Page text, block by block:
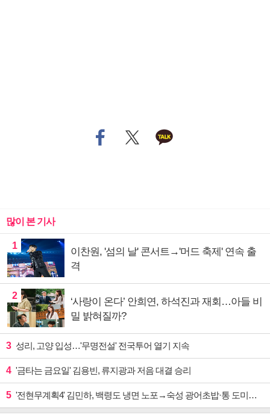
많이 본 기사
1
이찬원, '섬의 날' 콘서트→'머드 축제' 연속 출
격
2
‘사랑이 온다’ 안희연, 하석진과 재회…아들 비
밀 밝혀질까?
3 성리, 고양 입성…'무명전설' 전국투어 열기 지속
4 '금타는 금요일' 김용빈, 류지광과 저음 대결 승리
5 '전현무계획4' 김민하, 백령도 냉면 노포→숙성 광어초밥·통 도미찜 맛집 탐방